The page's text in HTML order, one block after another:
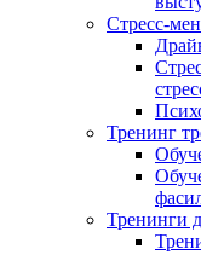
Стресс-
Тренинг
Тренинги